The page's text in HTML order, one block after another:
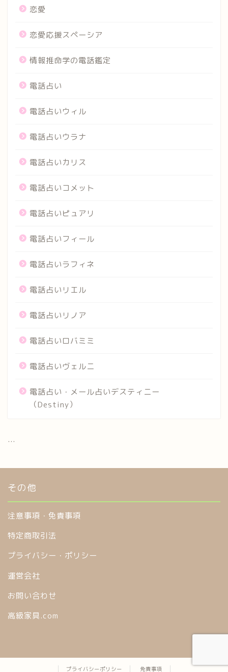
恋愛
恋愛応援スペーシア
情報推命学の電話鑑定
電話占い
電話占いウィル
電話占いウラナ
電話占いカリス
電話占いコメット
電話占いピュアリ
電話占いフィール
電話占いラフィネ
電話占いリエル
電話占いリノア
電話占いロバミミ
電話占いヴェルニ
電話占い・メール占いデスティニー
（Destiny）
...
その他
注意事項・免責事項
特定商取引法
プライバシー・ポリシー
運営会社
お問い合わせ
高級家具.com
プライバシーポリシー 免責事項